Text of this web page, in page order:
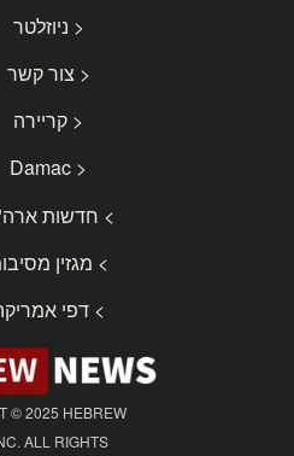
< ניוזלטר
< צור קשר
< קריירה
< Damac
> חדשות
> מגזין
> דפי
© 2025 HEBREW
ALL RIGHTS